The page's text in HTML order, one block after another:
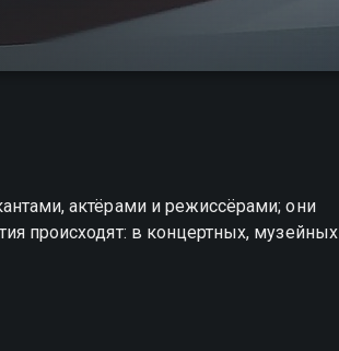
актёрами и режиссёрами; они
происходят: в концертных, музейных